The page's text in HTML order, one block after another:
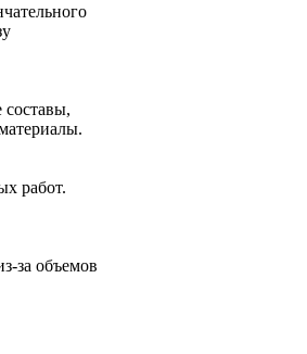
составы,
работ.
за объемов